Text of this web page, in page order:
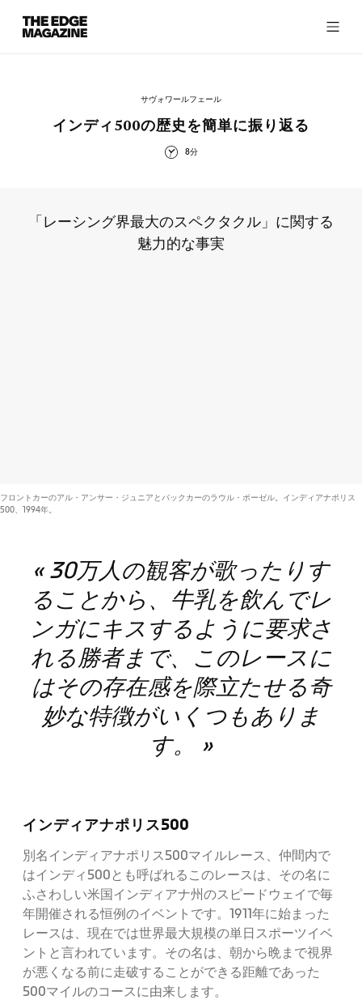
The
Edge
Magazine
サヴォワールフェール
インディ500の歴史を簡単に振り返る
8分
「レーシング界最大のスペクタクル」に関する
魅力的な事実
フロントカーのアル・アンサー・ジュニアとバックカーのラウル・ボーゼル。インディアナポリス
500、1994年。
« 30万人の観客が歌ったりす
ることから、牛乳を飲んでレ
ンガにキスするように要求さ
れる勝者まで、このレースに
はその存在感を際立たせる奇
妙な特徴がいくつもありま
す。 »
インディアナポリス500
別名インディアナポリス500マイルレース、仲間内で
はインディ500とも呼ばれるこのレースは、その名に
ふさわしい米国インディアナ州のスピードウェイで毎
年開催される恒例のイベントです。1911年に始まった
レースは、現在では世界最大規模の単日スポーツイベ
ントと言われています。その名は、朝から晩まで視界
が悪くなる前に走破することができる距離であった
500マイルのコースに由来します。